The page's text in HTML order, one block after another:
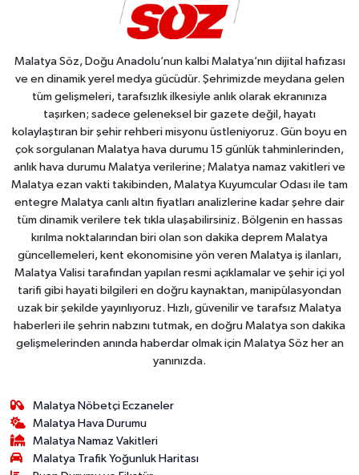
Malatya Söz, Doğu Anadolu’nun kalbi Malatya’nın dijital hafızası
ve en dinamik yerel medya gücüdür. Şehrimizde meydana gelen
tüm gelişmeleri, tarafsızlık ilkesiyle anlık olarak ekranınıza
taşırken; sadece geleneksel bir gazete değil, hayatı
kolaylaştıran bir şehir rehberi misyonu üstleniyoruz. Gün boyu en
çok sorgulanan Malatya hava durumu 15 günlük tahminlerinden,
anlık hava durumu Malatya verilerine; Malatya namaz vakitleri ve
Malatya ezan vakti takibinden, Malatya Kuyumcular Odası ile tam
entegre Malatya canlı altın fiyatları analizlerine kadar şehre dair
tüm dinamik verilere tek tıkla ulaşabilirsiniz. Bölgenin en hassas
kırılma noktalarından biri olan son dakika deprem Malatya
güncellemeleri, kent ekonomisine yön veren Malatya iş ilanları,
Malatya Valisi tarafından yapılan resmi açıklamalar ve şehir içi yol
tarifi gibi hayati bilgileri en doğru kaynaktan, manipülasyondan
uzak bir şekilde yayınlıyoruz. Hızlı, güvenilir ve tarafsız Malatya
haberleri ile şehrin nabzını tutmak, en doğru Malatya son dakika
gelişmelerinden anında haberdar olmak için Malatya Söz her an
yanınızda.
Malatya Nöbetçi Eczaneler
Malatya Hava Durumu
Malatya Namaz Vakitleri
Malatya Trafik Yoğunluk Haritası